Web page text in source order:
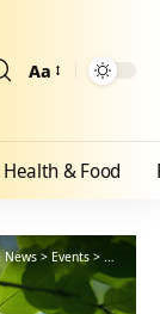
Aa
Health & Food
News > Events > Yoga